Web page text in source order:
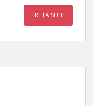
LIRE LA SUITE